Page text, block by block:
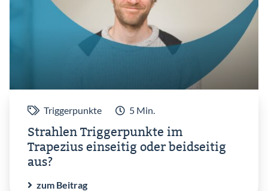
Triggerpunkte 5 Min.
Strahlen Triggerpunkte im
Trapezius einseitig oder beidseitig
aus?
zum Beitrag